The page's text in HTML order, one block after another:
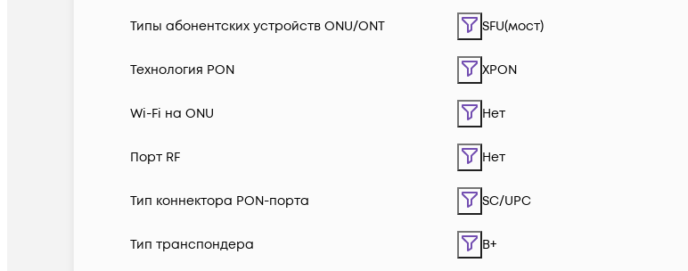
Типы абонентских устройств ONU/ONT SFU(мост)
Технология PON XPON
Wi-Fi на ONU Нет
Порт RF Нет
Тип коннектора PON-порта SC/UPC
Тип транспондера B+